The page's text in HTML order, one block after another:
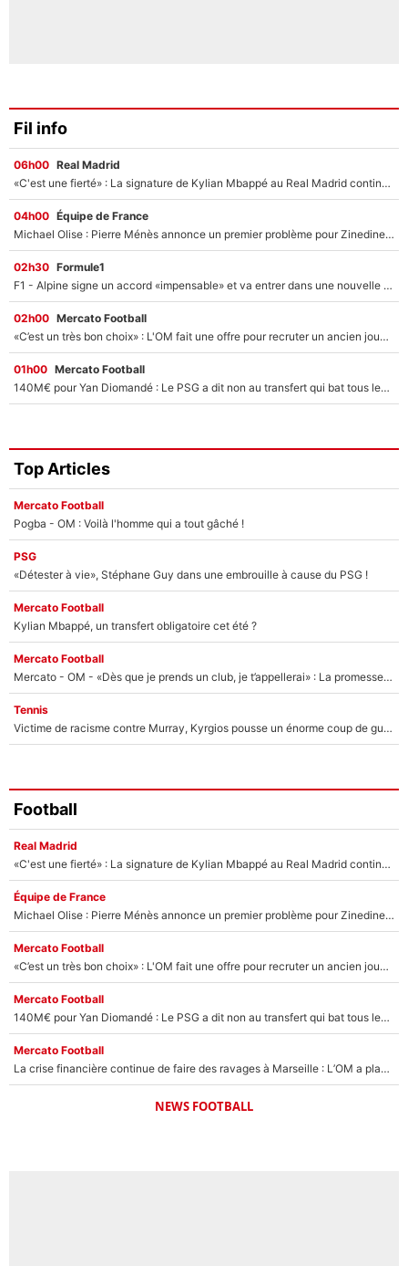
Fil info
06h00 Real Madrid
«C'est une fierté» : La signature de Kylian Mbappé au Real Madrid continue de régaler l'Espagne
04h00 Équipe de France
Michael Olise : Pierre Ménès annonce un premier problème pour Zinedine Zidane en équipe de France
02h30 Formule1
F1 - Alpine signe un accord «impensable» et va entrer dans une nouvelle dimension : Grande nouvelle pour Pierre Gasly !
02h00 Mercato Football
«C’est un très bon choix» : L'OM fait une offre pour recruter un ancien joueur du PSG... et c'est validé dans l'After Foot !
01h00 Mercato Football
140M€ pour Yan Diomandé : Le PSG a dit non au transfert qui bat tous les records sur le mercato
Top Articles
Mercato Football
Pogba - OM : Voilà l'homme qui a tout gâché !
PSG
«Détester à vie», Stéphane Guy dans une embrouille à cause du PSG !
Mercato Football
Kylian Mbappé, un transfert obligatoire cet été ?
Mercato Football
Mercato - OM - «Dès que je prends un club, je t’appellerai» : La promesse de Marcelino au moment de claquer la porte
Tennis
Victime de racisme contre Murray, Kyrgios pousse un énorme coup de gueule !
Football
Real Madrid
«C'est une fierté» : La signature de Kylian Mbappé au Real Madrid continue de régaler l'Espagne
Équipe de France
Michael Olise : Pierre Ménès annonce un premier problème pour Zinedine Zidane en équipe de France
Mercato Football
«C’est un très bon choix» : L'OM fait une offre pour recruter un ancien joueur du PSG... et c'est validé dans l'After Foot !
Mercato Football
140M€ pour Yan Diomandé : Le PSG a dit non au transfert qui bat tous les records sur le mercato
Mercato Football
La crise financière continue de faire des ravages à Marseille : L’OM a placé 12 joueurs sur le marché des transferts… et ça pourrait lui rapporter près de 100M€ !
NEWS FOOTBALL